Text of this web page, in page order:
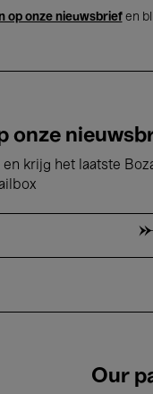
op onze nieuwsbriefen
onze
krijg het laatste
Our